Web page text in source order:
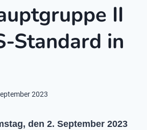
II
Standard in
2023
den 2. September 2023